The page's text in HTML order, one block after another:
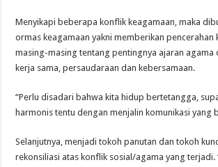
Menyikapi beberapa konflik keagamaan, maka
ormas keagamaan yakni memberikan pencerahan
masing-masing tentang pentingnya ajaran agama
kerja sama, persaudaraan dan kebersamaan.
“Perlu disadari bahwa kita hidup bertetangga,
harmonis tentu dengan menjalin komunikasi yang
Selanjutnya, menjadi tokoh panutan dan tokoh
rekonsiliasi atas konflik sosial/agama yang terjadi.